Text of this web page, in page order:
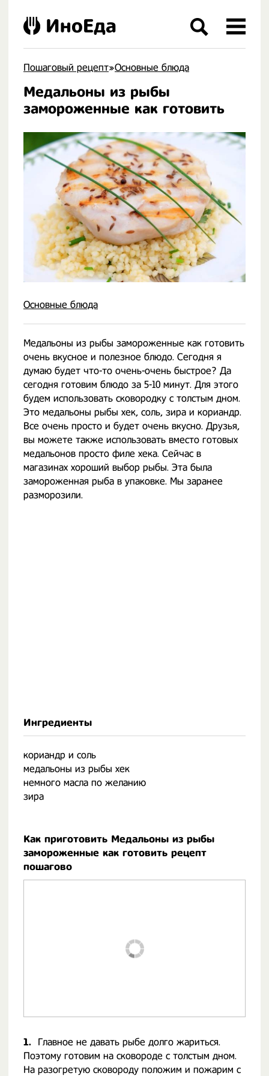
Пошаговый рецепт»Основные блюда
Медальоны из рыбы
замороженные как готовить
Основные блюда
Медальоны из рыбы замороженные как готовить
очень вкусное и полезное блюдо. Сегодня я
думаю будет что-то очень-очень быстрое? Да
сегодня готовим блюдо за 5-10 минут. Для этого
будем использовать сковородку с толстым дном.
Это медальоны рыбы хек, соль, зира и кориандр.
Все очень просто и будет очень вкусно. Друзья,
вы можете также использовать вместо готовых
медальонов просто филе хека. Сейчас в
магазинах хороший выбор рыбы. Эта была
замороженная рыба в упаковке. Мы заранее
разморозили.
Ингредиенты
кориандр и соль
медальоны из рыбы хек
немного масла по желанию
зира
Как приготовить Медальоны из рыбы
замороженные как готовить рецепт
пошагово
1.
Главное не давать рыбе долго жариться.
Поэтому готовим на сковороде с толстым дном.
На разогретую сковороду положим и пожарим с
ИноЕда